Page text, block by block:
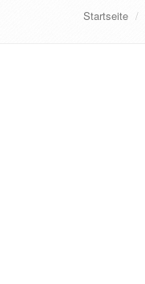
Startseite